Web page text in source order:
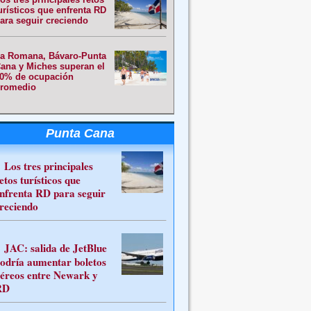
que enfrenta RD
seguir creciendo
Romana, Bávaro-Punta
y Miches superan el
de ocupación
Punta Cana
Los tres principales
turísticos que
RD para seguir
JAC: salida de JetBlue
aumentar boletos
entre Newark y